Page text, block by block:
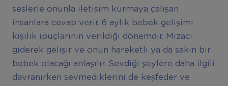
seslerle onunla iletişim kurmaya çalışan
insanlara cevap verir. 6 aylık bebek gelişimi
kişilik ipuçlarının verildiği dönemdir. Mizacı
giderek gelişir ve onun hareketli ya da sakin bir
bebek olacağı anlaşılır. Sevdiği şeylere daha ilgili
davranırken sevmediklerini de keşfeder ve